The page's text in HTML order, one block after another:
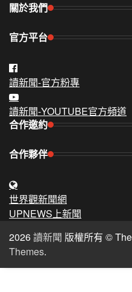
關於我們
官方平台
讀新聞-官方粉專
讀新聞-YOUTUBE官方頻道
合作邀約
合作夥伴
世界觀新聞網
UPNEWS上新聞
2026讀新聞 版權所有 ©
Themes.